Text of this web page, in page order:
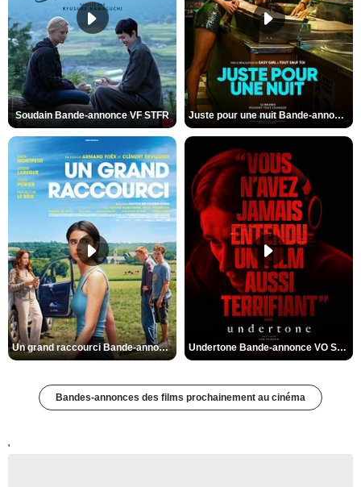
Soudain Bande-annonce VF STFR Juste pour une nuit Bande-annonce VO STFR
Un grand raccourci Bande-annonce VF Undertone Bande-annonce VO STFR
Bandes-annonces des films prochainement au cinéma
'